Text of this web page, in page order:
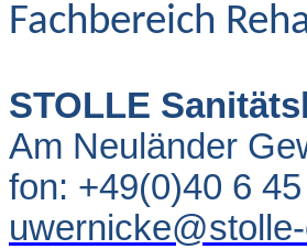
Fachbereich
STOLLE
Am Neuländer
fon: +49(0)40 6